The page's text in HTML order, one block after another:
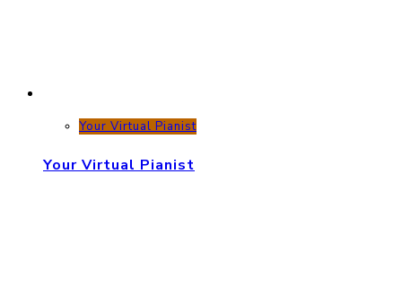
Your Virtual Pianist
Your Virtual Pianist